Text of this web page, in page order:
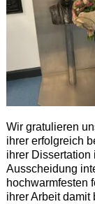
Wir gratulieren
ihrer erfolgreich
ihrer Dissertation
Ausscheidung
hochwarmfesten
ihrer Arbeit damit